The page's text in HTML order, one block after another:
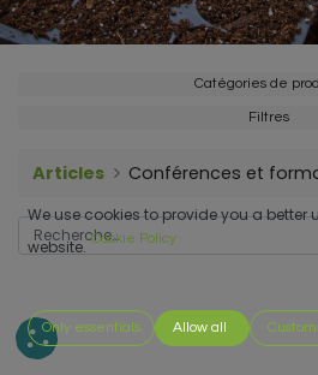
Catégories de
Filtres
Articles Conférences et
We use cookies to provide you a better
website. Cookie Policy
Only essentials Allow all